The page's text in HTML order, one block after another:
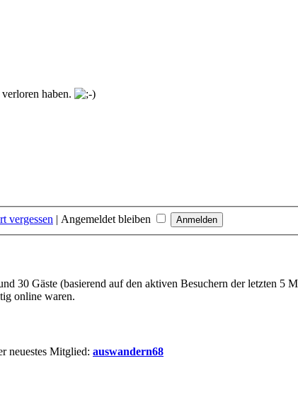
haben.
vergessen | Angemeldet bleiben
30 Gäste (basierend auf den aktiven Besuchern der letzten 5
online waren.
neuestes Mitglied: auswandern68